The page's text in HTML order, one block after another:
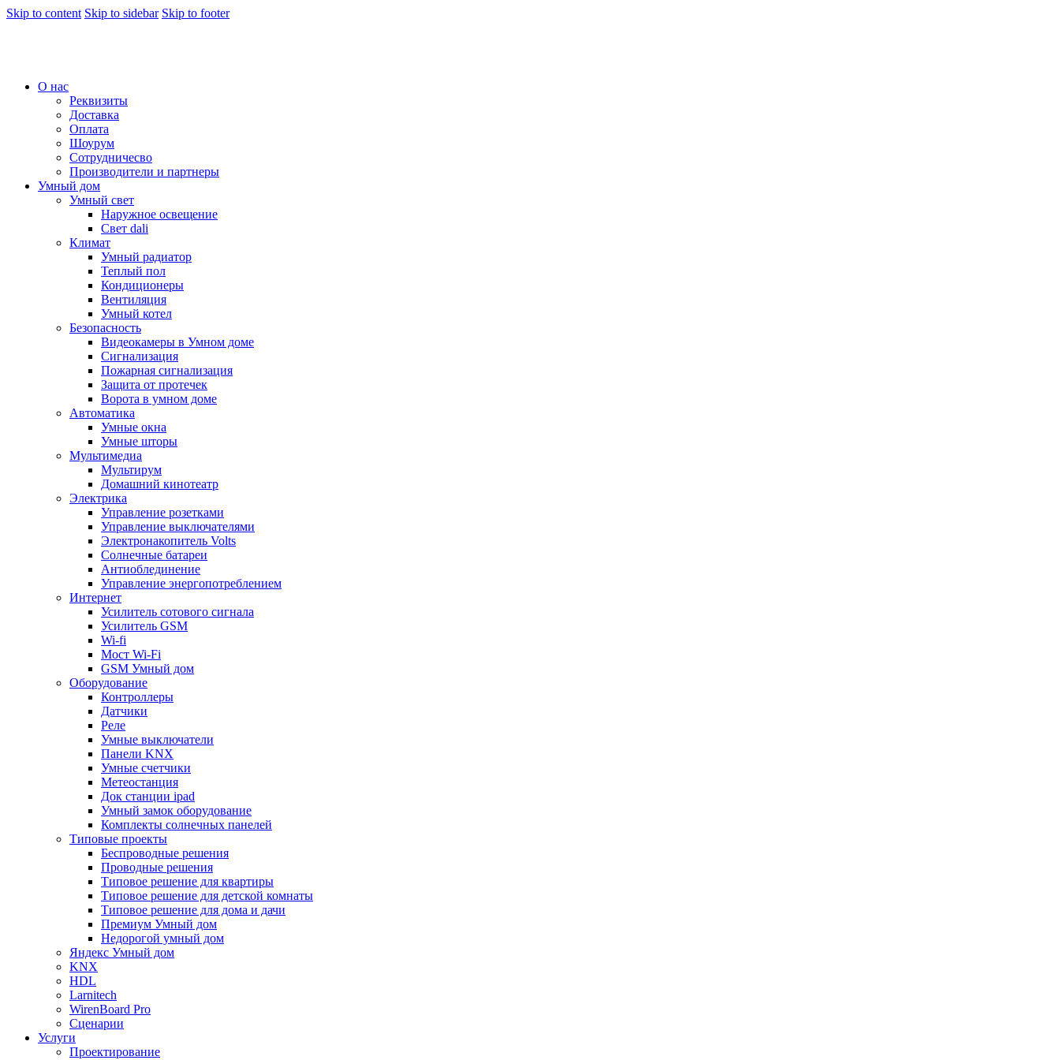
Skip to content Skip to sidebar Skip to footer
О нас
Реквизиты
Доставка
Оплата
Шоурум
Сотрудничесво
Производители и партнеры
Умный дом
Умный свет
Наружное освещение
Свет dali
Климат
Умный радиатор
Теплый пол
Кондиционеры
Вентиляция
Умный котел
Безопасность
Видеокамеры в Умном доме
Сигнализация
Пожарная сигнализация
Защита от протечек
Ворота в умном доме
Автоматика
Умные окна
Умные шторы
Мультимедиа
Мультирум
Домашний кинотеатр
Электрика
Управление розетками
Управление выключателями
Электронакопитель Volts
Солнечные батареи
Антиоблединение
Управление энергопотреблением
Интернет
Усилитель сотового сигнала
Усилитель GSM
Wi-fi
Мост Wi-Fi
GSM Умный дом
Оборудование
Контроллеры
Датчики
Реле
Умные выключатели
Панели KNX
Умные счетчики
Метеостанция
Док станции ipad
Умный замок оборудование
Комплекты солнечных панелей
Типовые проекты
Беспроводные решения
Проводные решения
Типовое решение для квартиры
Типовое решение для детской комнаты
Типовое решение для дома и дачи
Премиум Умный дом
Недорогой умный дом
Яндекс Умный дом
KNX
HDL
Larnitech
WirenBoard Pro
Сценарии
Услуги
Проектирование